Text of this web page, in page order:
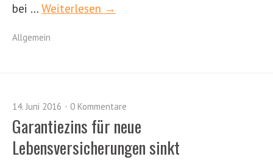
bei … Weiterlesen →
Allgemein
14. Juni 2016 0 Kommentare
Garantiezins für neue
Lebensversicherungen sinkt